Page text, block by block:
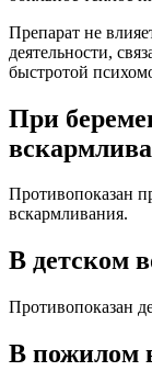
Препарат не
деятельности,
быстротой
При
Противопоказан
вскармливания.
В детском
Противопоказан
В пожилом